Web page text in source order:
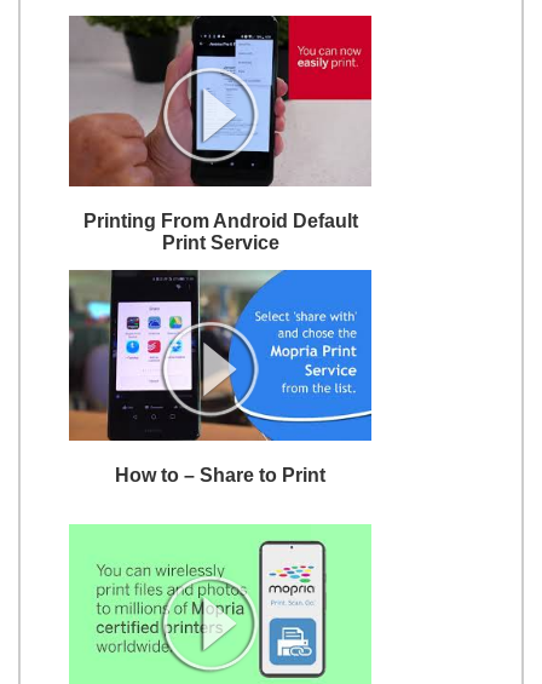
Printing From Android Default
Print Service
How to – Share to Print